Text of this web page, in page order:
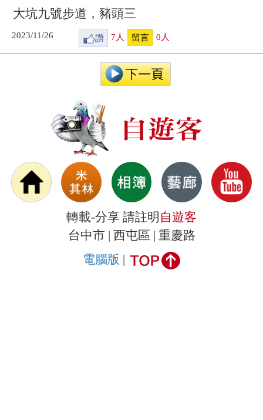
大坑九號步道，豬頭三
2023/11/26 讚 7 人 留言 0 人
轉載-分享 請註明 自遊客
台中市 | 西屯區 | 重慶路
電腦版 |